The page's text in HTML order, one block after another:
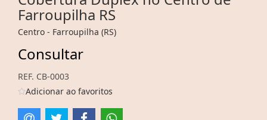
Farroupilha RS
Centro - Farroupilha (RS)
Consultar
REF. CB-0003
Adicionar ao favoritos